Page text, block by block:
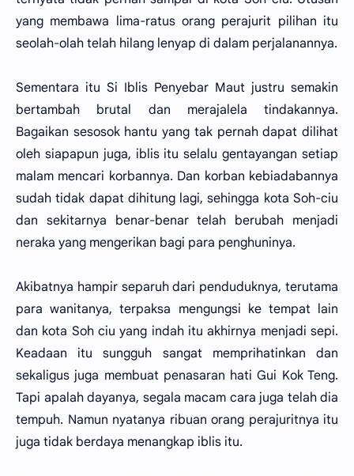
yang membawa lima-ratus orang perajurit pilihan itu
seolah-olah telah hilang lenyap di dalam perjalanannya.
Sementara itu Si Iblis Penyebar Maut justru semakin
bertambah brutal dan merajalela tindakannya.
Bagaikan sesosok hantu yang tak pernah dapat dilihat
oleh siapapun juga, iblis itu selalu gentayangan setiap
malam mencari korbannya. Dan korban kebiadabannya
sudah tidak dapat dihitung lagi, sehingga kota Soh-ciu
dan sekitarnya benar-benar telah berubah menjadi
neraka yang mengerikan bagi para penghuninya.
Akibatnya hampir separuh dari penduduknya, terutama
para wanitanya, terpaksa mengungsi ke tempat lain
dan kota Soh ciu yang indah itu akhirnya menjadi sepi.
Keadaan itu sungguh sangat memprihatinkan dan
sekaligus juga membuat penasaran hati Gui Kok Teng.
Tapi apalah dayanya, segala macam cara juga telah dia
tempuh. Namun nyatanya ribuan orang perajuritnya itu
juga tidak berdaya menangkap iblis itu.